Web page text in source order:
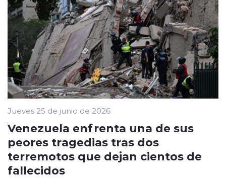
Jueves 25 de junio de 2026
Venezuela enfrenta una de sus
peores tragedias tras dos
terremotos que dejan cientos de
fallecidos